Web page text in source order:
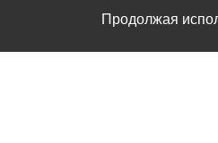
Продолжая